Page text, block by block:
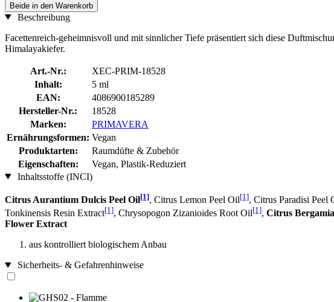
Beide in den Warenkorb
Beschreibung
Facettenreich-geheimnisvoll und mit sinnlicher Tiefe präsentiert sich diese
Himalayakiefer.
Art.-Nr.:
XEC-PRIM-18528
Inhalt:
5 ml
EAN:
4086900185289
Hersteller-Nr.:
18528
Marken:
PRIMAVERA
Ernährungsformen: Vegan
Produktarten:
Raumdüfte & Zubehör
Eigenschaften:
Vegan, Plastik-Reduziert
Inhaltsstoffe (INCI)
Citrus Aurantium Dulcis Peel Oil[1], Citrus Lemon Peel Oil[1], Citrus Paradisi Peel
Tonkinensis Resin Extract[1], Chrysopogon Zizanioides Root Oil[1], Citrus
Flower Extract
aus kontrolliert biologischem Anbau
Sicherheits- & Gefahrenhinweise